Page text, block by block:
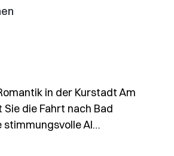
in der Kurstadt Am
die Fahrt nach Bad
stimmungsvolle Al…